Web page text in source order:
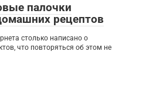
палочки
рецептов
столько написано о
что повторяться об этом не